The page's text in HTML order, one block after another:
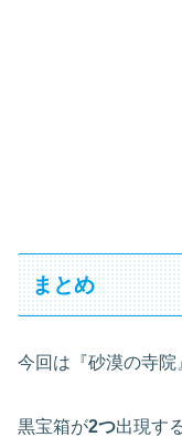
まとめ
今回は『砂漠の寺院
黒宝箱が2つ出現す